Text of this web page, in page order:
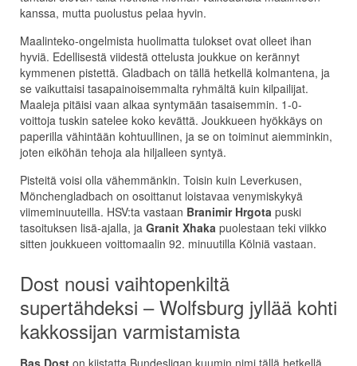
kanssa, mutta puolustus pelaa hyvin.
Maalinteko-ongelmista huolimatta tulokset ovat olleet ihan
hyviä. Edellisestä viidestä ottelusta joukkue on kerännyt
kymmenen pistettä. Gladbach on tällä hetkellä kolmantena, ja
se vaikuttaisi tasapainoisemmalta ryhmältä kuin kilpailijat.
Maaleja pitäisi vaan alkaa syntymään tasaisemmin. 1-0-
voittoja tuskin satelee koko kevättä. Joukkueen hyökkäys on
paperilla vähintään kohtuullinen, ja se on toiminut aiemminkin,
joten eiköhän tehoja ala hiljalleen syntyä.
Pisteitä voisi olla vähemmänkin. Toisin kuin Leverkusen,
Mönchengladbach on osoittanut loistavaa venymiskykyä
viimeminuuteilla. HSV:ta vastaan Branimir Hrgota puski
tasoituksen lisä-ajalla, ja Granit Xhaka puolestaan teki viikko
sitten joukkueen voittomaalin 92. minuutilla Kölniä vastaan.
Dost nousi vaihtopenkiltä
supertähdeksi – Wolfsburg jyllää kohti
kakkossijan varmistamista